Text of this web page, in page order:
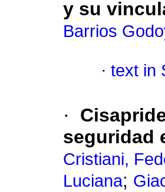
y su
Barrios
· text in
·
seguridad
Cristiani,
Luciana;